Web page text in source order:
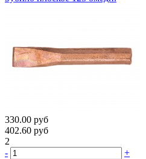
330.00 руб
402.60 руб
2
-
+